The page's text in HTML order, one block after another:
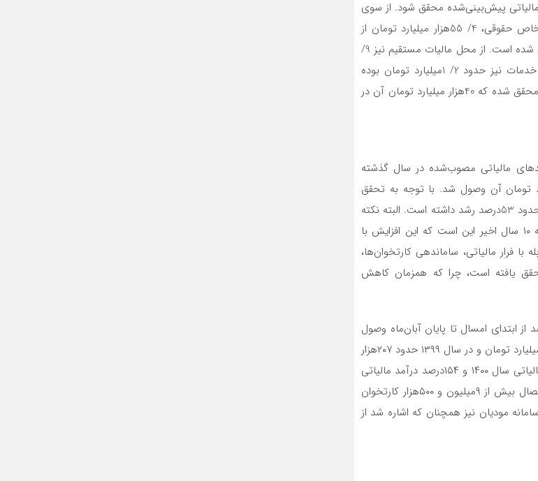
که تا پایان سال، بیش از 90درصد از درآمد مالیاتی پیش‌بینی‌شده محقق شود. از سوی
دیگر، در بخش مالیات‌های مستقیم، ۱۲۷هزار میلیارد تومان از محل مالیات اشخاص حقوقی، 4/ 55هزار میلیارد تومان از
محل مالیات بر درآمدها و 4/ 11هزار میلیارد تومان از محل مالیات بر ثروت وصول شده است. از محل مالیات مستقیم نیز 9/
1هزار میلیارد تومان درآمد حاصل شده است. علاوه بر این، مالیات بر کالاها و خدمات نیز حدود 2/ 1میلیارد تومان بوده
است. به این ترتیب در مجموع 311هزار میلیارد تومان مالیات در 8ماهه نخست محقق شده که 40هزار میلیارد تومان آن در
مالیاتی مصوب‌شده در سال گذشته
که در 8 ماه نخست سال گذشته 203هزار میلیارد تومان آن وصول شد. با توجه به تحقق
311هزار میلیارد تومانی درآمد مالیاتی در مدت مشابه سال جاری، می‌توان گفت حدود 53درصد رشد داشته است. البته نکته
مهم در تحقق درآمدهای مالیاتی و رکوردشکنی در تحقق این درآمدها نسبت به ۱۰ سال اخیر این است که این افزایش با
فرار مالیاتی، ساماندهی کارتخوان‌ها،
یافته است، چرا که همزمان کاهش
۳۱1هزار میلیارد تومان درآمد از ابتدای امسال تا پایان آبان‌ماه وصول
شد، در‌حالی‌که مجموع درآمد مالیاتی محقق‌شده کشور در سال گذشته ۳۲۵هزار میلیارد تومان و در سال ۱۳۹۹ حدود ۲۰۷هزار
میلیارد تومان بوده است. یعنی در ۸‌ماهه سال ۱۴۰۱، معادل ۹۵درصد کل درآمد مالیاتی سال ۱۴۰۰ و ۱۵۴درصد درآمد مالیاتی
سال ۱۳۹۹ وصول شده است.ساماندهی حدود ۱۸میلیون و ۸۰۰هزار کارتخوان و اتصال بیش از ۹میلیون و ۵۰۰هزار کارتخوان
پایانه‌های فروشگاهی و سامانه مودیان نیز همچنان که اشاره شد از